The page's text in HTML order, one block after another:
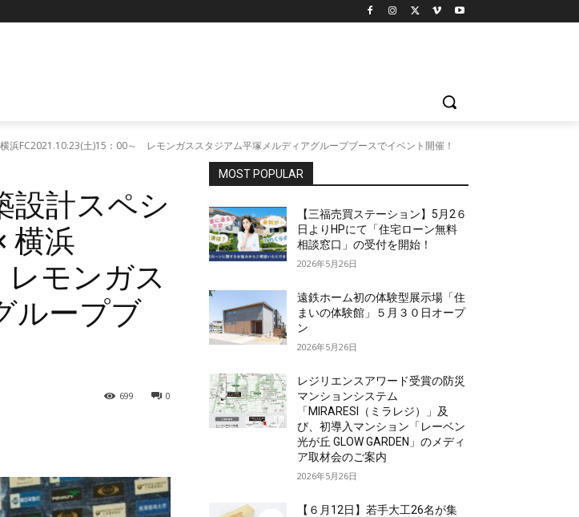
FC2021.10.23(土)15：00～ レモンガススタジアム平塚メルディアグループブースでイベント開催！
設計スペシ
横浜
モンガス
ループブ
0
699
MOST POPULAR
【三福売買ステーション】5月2６
日よりHPにて「住宅ローン無料
相談窓口」の受付を開始！
2026年5月26日
遠鉄ホーム初の体験型展示場「住
まいの体験館」５月３０日オープ
ン
2026年5月26日
レジリエンスアワード受賞の防災
マンションシステム
「MIRARESI（ミラレジ）」及
び、初導入マンション「レーベン
光が丘 GLOW GARDEN」のメディ
ア取材会のご案内
2026年5月26日
【６月12日】若手大工26名が集